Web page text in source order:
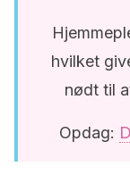
hvilket
nødt til
Opdag: